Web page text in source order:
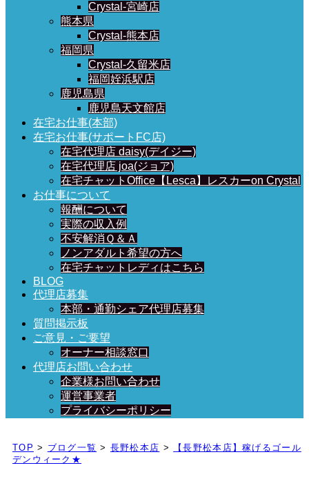
Crystal-宮崎店
熊本県
Crystal-熊本店
福岡県
Crystal-久留米店
福岡姪浜駅店
鹿児島県
鹿児島天文館店
在宅お仕事(本部)
在宅お仕事(サポートFC店)
在宅代理店 daisy(デイジー)
在宅代理店 joa(ジョア)
在宅チャットOffice【Lesca】レスカーon Crystal
お仕事について
報酬について
実際の収入例
不安解消Ｑ＆Ａ
ノンアダルト希望の方へ
在宅チャットレディはこちら
BLOG
代理店募集
本部・通勤シェア代理店募集
質問掲示板
ご意見・ご要望
オーナー相談窓口
代理店お問い合わせ
企業様お問い合わせ
運営事業者
プライバシーポリシー
日々、ブログを更新中！
TOP > ブログ一覧 > 長野松本店 >
【長野松本店】稼げるゴール
デンウィーク★